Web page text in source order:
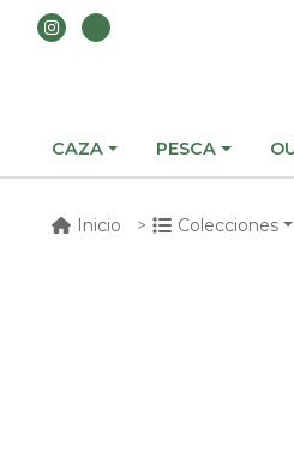
CAZA PESCA
Inicio Colecciones